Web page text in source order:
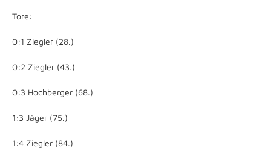
Tore:
0:1 Ziegler (28.)
0:2 Ziegler (43.)
0:3 Hochberger (68.)
1:3 Jäger (75.)
1:4 Ziegler (84.)